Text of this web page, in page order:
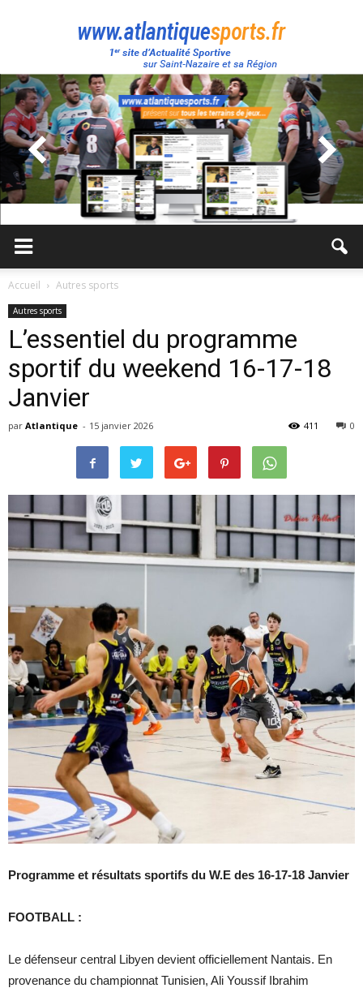
Atlantique
Sport
Accueil Autres sports
Autres sports
L’essentiel du programme
sportif du weekend 16-17-18
Janvier
par Atlantique - 15 janvier 2026 0
411
Programme et résultats sportifs du W.E des 16-17-18 Janvier
FOOTBALL :
Le défenseur central Libyen devient officiellement Nantais. En
provenance du championnat Tunisien, Ali Youssif Ibrahim